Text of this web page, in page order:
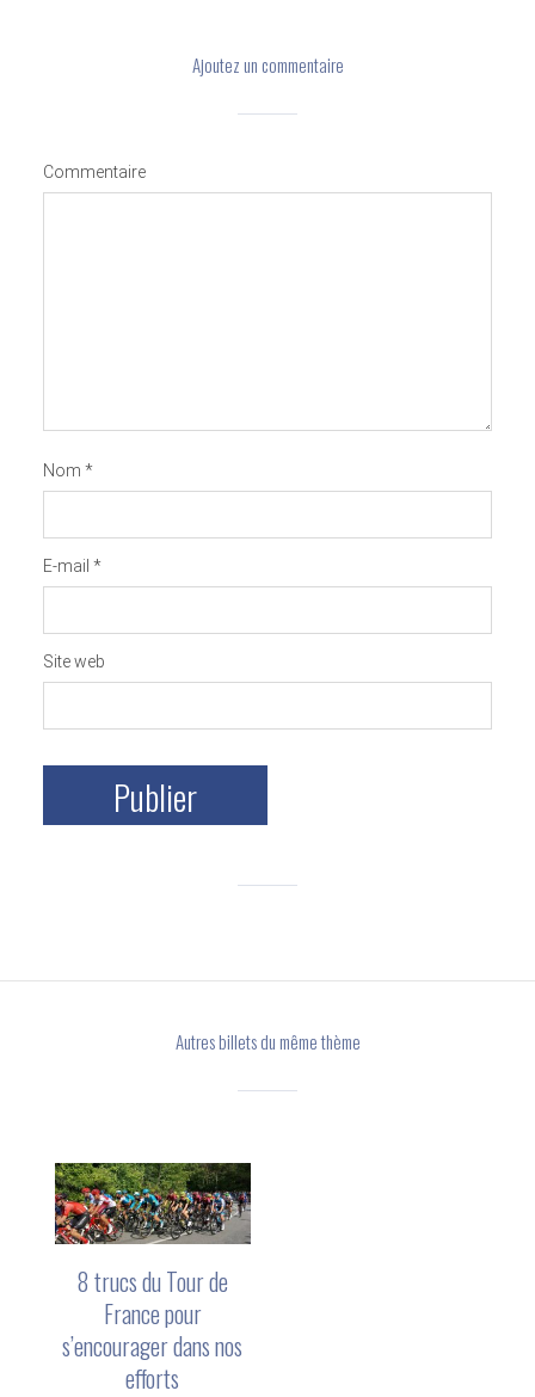
Ajoutez un commentaire
Commentaire
Nom *
E-mail *
Site web
Autres billets du même thème
8 trucs du Tour de
France pour
s’encourager dans nos
efforts